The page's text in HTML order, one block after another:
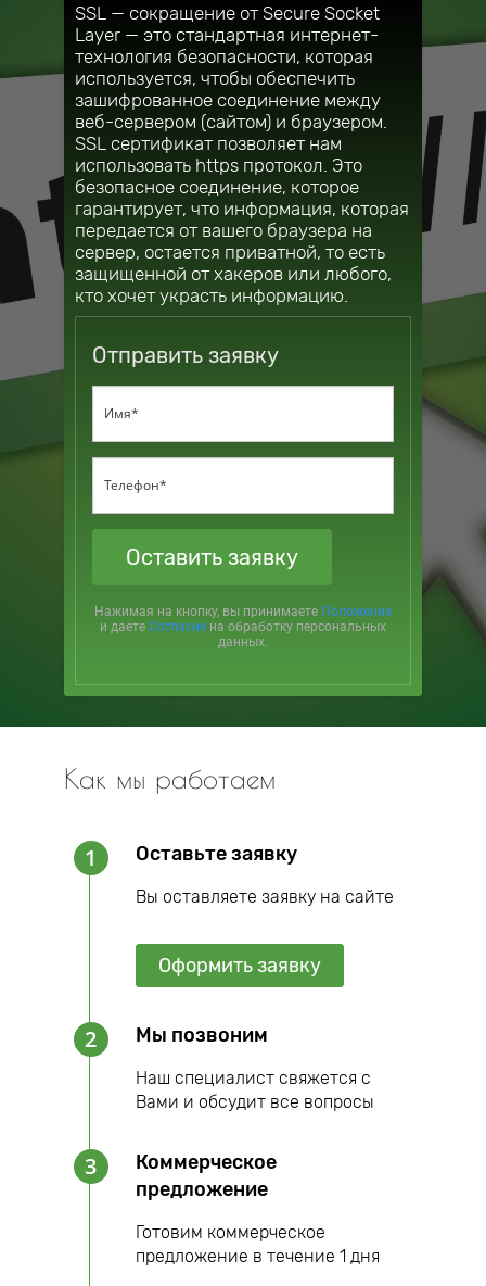
SSL — сокращение от Secure Socket
Layer — это стандартная интернет-
технология безопасности, которая
используется, чтобы обеспечить
зашифрованное соединение между
веб-сервером (сайтом) и браузером.
SSL сертификат позволяет нам
использовать https протокол. Это
безопасное соединение, которое
гарантирует, что информация, которая
передается от вашего браузера на
сервер, остается приватной, то есть
защищенной от хакеров или любого,
кто хочет украсть информацию.
Отправить заявку
Оставить заявку
Нажимая на кнопку, вы принимаете Положение
и даете Согласие на обработку персональных
данных.
Как мы работаем
1 Оставьте заявку
Вы оставляете заявку на сайте
Оформить заявку
2 Мы позвоним
Наш специалист свяжется с
Вами и обсудит все вопросы
3
Коммерческое
предложение
Готовим коммерческое
предложение в течение 1 дня